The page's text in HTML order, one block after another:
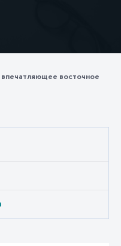
впечатляющее восточное